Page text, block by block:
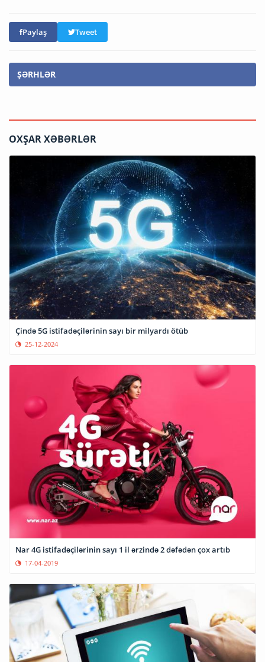
Paylaş Tweet
ŞƏRHLƏR
OXŞAR XƏBƏRLƏR
Çində 5G istifadəçilərinin sayı bir milyardı ötüb
25-12-2024
Nar 4G istifadəçilərinin sayı 1 il ərzində 2 dəfədən çox artıb
17-04-2019